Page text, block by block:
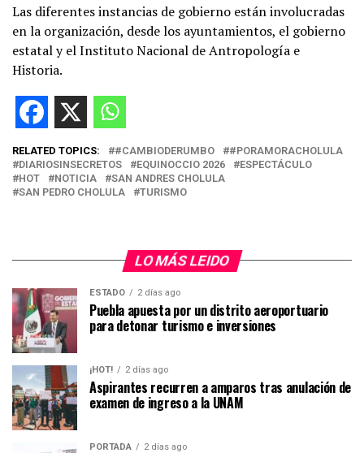
Las diferentes instancias de gobierno están involucradas
en la organización, desde los ayuntamientos, el gobierno
estatal y el Instituto Nacional de Antropología e
Historia.
RELATED TOPICS: #CAMBIODERUMBO
#PORAMORACHOLULA
DIARIOSINSECRETOS
EQUINOCCIO 2026
ESPECTÁCULO
HOT
NOTICIA
SAN ANDRES CHOLULA
SAN PEDRO CHOLULA
TURISMO
LO MÁS LEIDO
ESTADO 2 días ago
Puebla apuesta por un distrito aeroportuario
para detonar turismo e inversiones
¡HOT! 2 días ago
Aspirantes recurren a amparos tras anulación de
examen de ingreso a la UNAM
PORTADA 2 días ago